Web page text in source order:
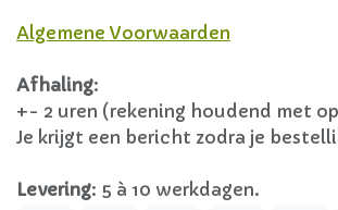
Algemene Voorwaarden
Afhaling:
+- 2 uren (rekening houdend met
Je krijgt een bericht zodra je
Levering: 5 à 10 werkdagen.